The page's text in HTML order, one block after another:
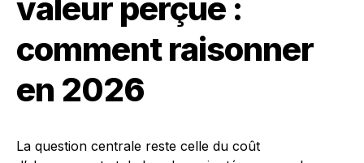
valeur perçue :
comment raisonner
en 2026
La question centrale reste celle du coût